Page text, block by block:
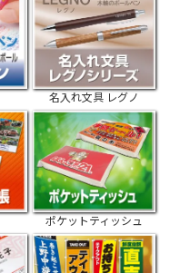
名入れ文具 レグノ
ポケットティッシュ